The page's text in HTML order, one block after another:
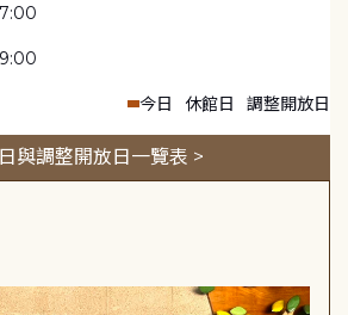
今日 休館日 調整開放日
與調整開放日一覽表 >